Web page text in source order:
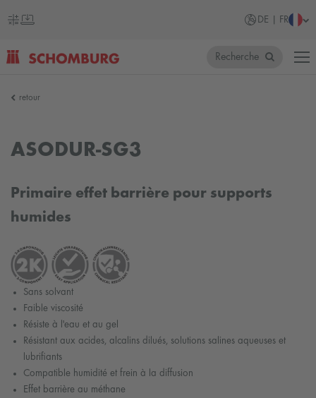
DE | FR
Recherche
retour
ASODUR-SG3
Primaire effet barrière pour supports
humides
Sans solvant
Faible viscosité
Résiste à l'eau et au gel
Résistant aux acides, alcalins dilués, solutions salines aqueuses et
lubrifiants
Compatible humidité et frein à la diffusion
Effet barrière au méthane